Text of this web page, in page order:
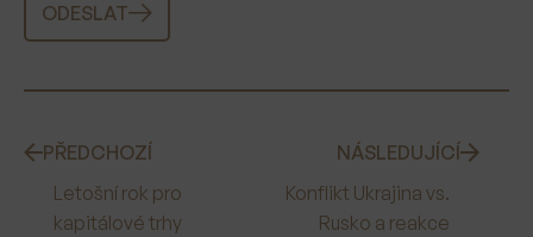
ODESLAT
PŘEDCHOZÍ
Letošní rok pro
kapitálové trhy
NÁSLEDUJÍCÍ
Konflikt Ukrajina vs.
Rusko a reakce